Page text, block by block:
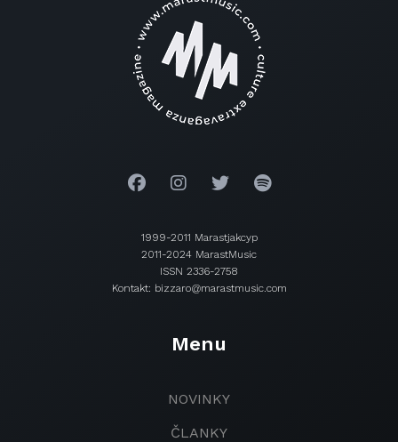
1999-2011 Marastjakcyp
2011-2024 MarastMusic
ISSN 2336-2758
Kontakt: bizzaro@marastmusic.com
Menu
NOVINKY
ČLANKY